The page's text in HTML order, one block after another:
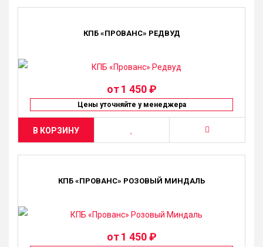
КПБ «ПРОВАНС» РЕДВУД
от 1 450 ₽
Цены уточняйте у менеджера
В КОРЗИНУ
КПБ «ПРОВАНС» РОЗОВЫЙ МИНДАЛЬ
от 1 450 ₽